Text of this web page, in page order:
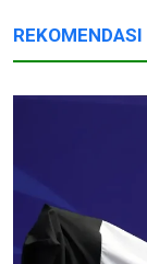
REKOMENDASI